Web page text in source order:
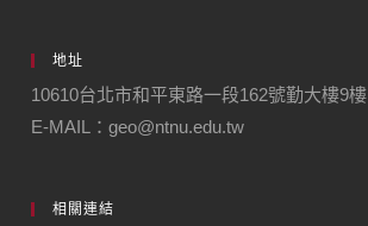
地址
10610台北市和平東路一段162號勤大樓9樓
E-MAIL：geo@ntnu.edu.tw
相關連結